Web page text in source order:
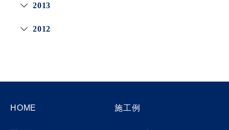
2013
2012
HOME 施工例